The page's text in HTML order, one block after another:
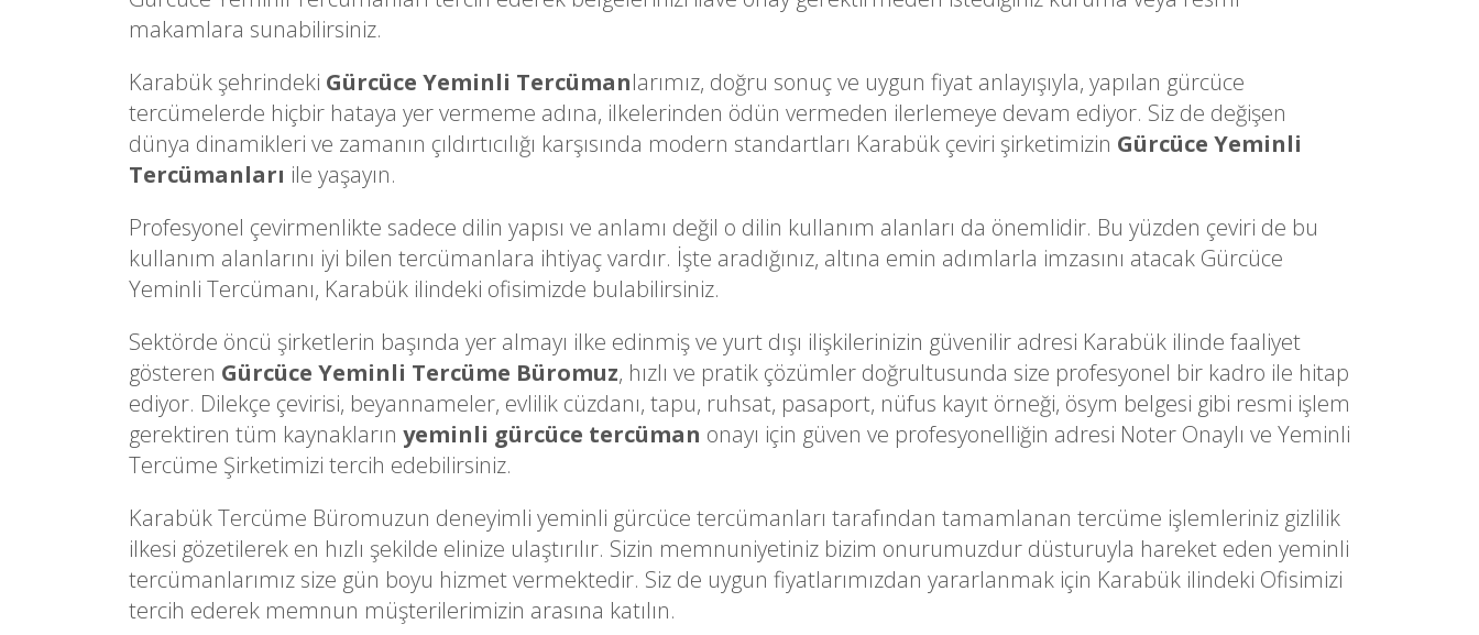
makamlara sunabilirsiniz.
Karabük şehrindeki Gürcüce Yeminli Tercümanlarımız, doğru sonuç ve uygun fiyat anlayışıyla, yapılan gürcüce
tercümelerde hiçbir hataya yer vermeme adına, ilkelerinden ödün vermeden ilerlemeye devam ediyor. Siz de değişen
dünya dinamikleri ve zamanın çıldırtıcılığı karşısında modern standartları Karabük çeviri şirketimizin Gürcüce Yeminli
Tercümanları ile yaşayın.
Profesyonel çevirmenlikte sadece dilin yapısı ve anlamı değil o dilin kullanım alanları da önemlidir. Bu yüzden çeviri de bu
kullanım alanlarını iyi bilen tercümanlara ihtiyaç vardır. İşte aradığınız, altına emin adımlarla imzasını atacak Gürcüce
Yeminli Tercümanı, Karabük ilindeki ofisimizde bulabilirsiniz.
Sektörde öncü şirketlerin başında yer almayı ilke edinmiş ve yurt dışı ilişkilerinizin güvenilir adresi Karabük ilinde faaliyet
gösteren Gürcüce Yeminli Tercüme Büromuz, hızlı ve pratik çözümler doğrultusunda size profesyonel bir kadro ile hitap
ediyor. Dilekçe çevirisi, beyannameler, evlilik cüzdanı, tapu, ruhsat, pasaport, nüfus kayıt örneği, ösym belgesi gibi resmi işlem
gerektiren tüm kaynakların yeminli gürcüce tercüman onayı için güven ve profesyonelliğin adresi Noter Onaylı ve Yeminli
Tercüme Şirketimizi tercih edebilirsiniz.
Karabük Tercüme Büromuzun deneyimli yeminli gürcüce tercümanları tarafından tamamlanan tercüme işlemleriniz gizlilik
ilkesi gözetilerek en hızlı şekilde elinize ulaştırılır. Sizin memnuniyetiniz bizim onurumuzdur düsturuyla hareket eden yeminli
tercümanlarımız size gün boyu hizmet vermektedir. Siz de uygun fiyatlarımızdan yararlanmak için Karabük ilindeki Ofisimizi
tercih ederek memnun müşterilerimizin arasına katılın.